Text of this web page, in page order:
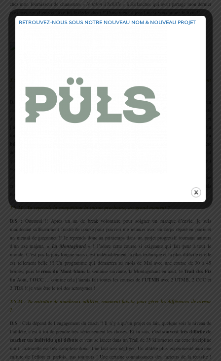
chez mon fournisseur de chaussures « le talon d’Achille » à Sallanches qui avait partagé mon dernier
post avec ses clients et là ce fut le déclencheur !! Donc merci à jean Luc si vous aimez le livre !!
T.S.M : La préface est de Sébastien Chaigneau, c’est quelqu’un que tu apprécie particulièrement
?
Énormément !! c’est un garçon généreux, un véritable « Partageur ».
coureur hors normes, mais en plus il a cette générosité d’âme que j’aime retrouver dans cette
discipline. Notre collaboration au cours des trois dernières années m’a apportée beaucoup de plaisir et
et moi je resterais en retrait afin qu’il s’éclate comme un fou dans son nouveau projet 2014 !!! Mais
T.S.M : Tu reprends la compétition la saison prochaine, un grand moment ?
D.S :Ouuuuui !! Après un an de break volontaire pour soigner un manque d’envie, je suis
maintenant suffisamment frustré de course pour pouvoir me relancer avec un corps réparé en partie et
un mental de garçonnet !! Je reprends donc au printemps dans un projet progressif tournant autours
d’un axe majeur,« La Montaghard » ! J’adore cette course si exigeante qui fait peur à tout le
monde. C’est pas la plus longue mais c’est indéniablement la plus technique et la plus difficile et elle
est tellement belle !!! Un programme qui démarrera au mois de Mai avec une course de 30 à 45
bornes, puis le cross du Mont blancla semaine suivante, la Montagnhard en août, le Trail des Fiz
fin Août, l’OCC … comme cela j’aurais fait toutes les courses de l’UTMB avec 2 UTMB, 2 CCC et
2 TDS !! je vais être le roi des acronymes !
T.S.M : Tu entraîne de nombreux athlètes, comment fais-tu pour gérer les différences de niveau
?
D.S : Cela dépend de l’engagement du coach !! Il n’y a qu’un projet en fait, quelque soit le niveau de
l’athlète, c’est à toi de prendre très sérieusement les choses. Et tu sais,c’est souvent très difficile de
coacher un individu qui débute et veut se lancer dans un Trail de 35 kilomètres car cette discipline
multi factorielle est très complexe donc il ne faut rien négliger. Un athlète plus expérimenté aura une
culture de l’effort et parfois, pas toujours ! Une certaine connaissances des facteurs de la réussite !
RETROUVEZ-NOUS SOUS NOTRE NOUVEAU NOM & NOUVEAU PROJET